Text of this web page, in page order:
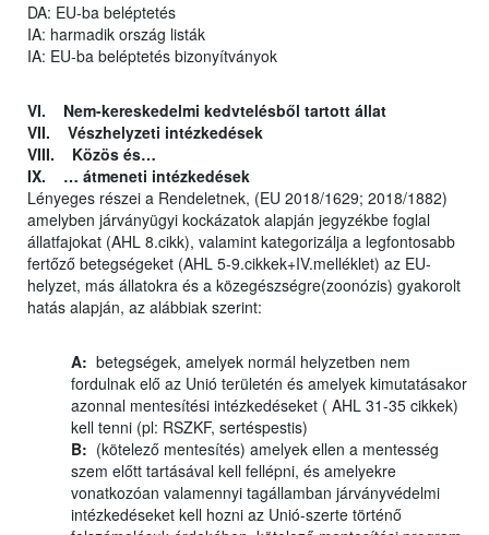
DA: EU-ba beléptetés
IA: harmadik ország listák
IA: EU-ba beléptetés bizonyítványok
VI. Nem-kereskedelmi kedvtelésből tartott állat
VII. Vészhelyzeti intézkedések
VIII. Közös és…
IX. … átmeneti intézkedések
Lényeges részei a Rendeletnek, (EU 2018/1629; 2018/1882)
amelyben járványügyi kockázatok alapján jegyzékbe foglal
állatfajokat (AHL 8.cikk), valamint kategorizálja a legfontosabb
fertőző betegségeket (AHL 5-9.cikkek+IV.melléklet) az EU-
helyzet, más állatokra és a közegészségre(zoonózis) gyakorolt
hatás alapján, az alábbiak szerint:
A: betegségek, amelyek normál helyzetben nem
fordulnak elő az Unió területén és amelyek kimutatásakor
azonnal mentesítési intézkedéseket ( AHL 31-35 cikkek)
kell tenni (pl: RSZKF, sertéspestis)
B: (kötelező mentesítés) amelyek ellen a mentesség
szem előtt tartásával kell fellépni, és amelyekre
vonatkozóan valamennyi tagállamban járványvédelmi
intézkedéseket kell hozni az Unió-szerte történő